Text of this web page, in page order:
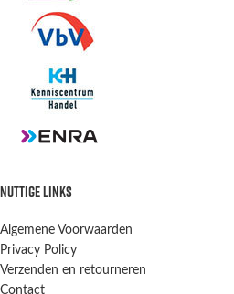
NUTTIGE LINKS
Algemene Voorwaarden
Privacy Policy
Verzenden en retourneren
Contact